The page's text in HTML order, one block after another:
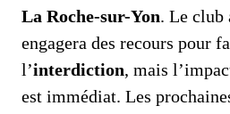
La Roche-sur-Yon. Le club
engagera des recours pour
l’interdiction, mais
est immédiat. Les